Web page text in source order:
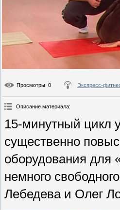
Просмотры: 0 Экспресс-
Описание материала:
15-минутный цикл
существенно
оборудования для
немного
Лебедева и Олег